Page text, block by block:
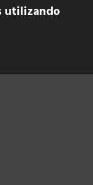
utilizando